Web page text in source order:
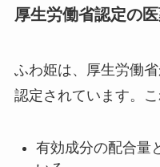
厚生労働省認定の
ふわ姫は、厚生労働
認定されています。
有効成分の配合量